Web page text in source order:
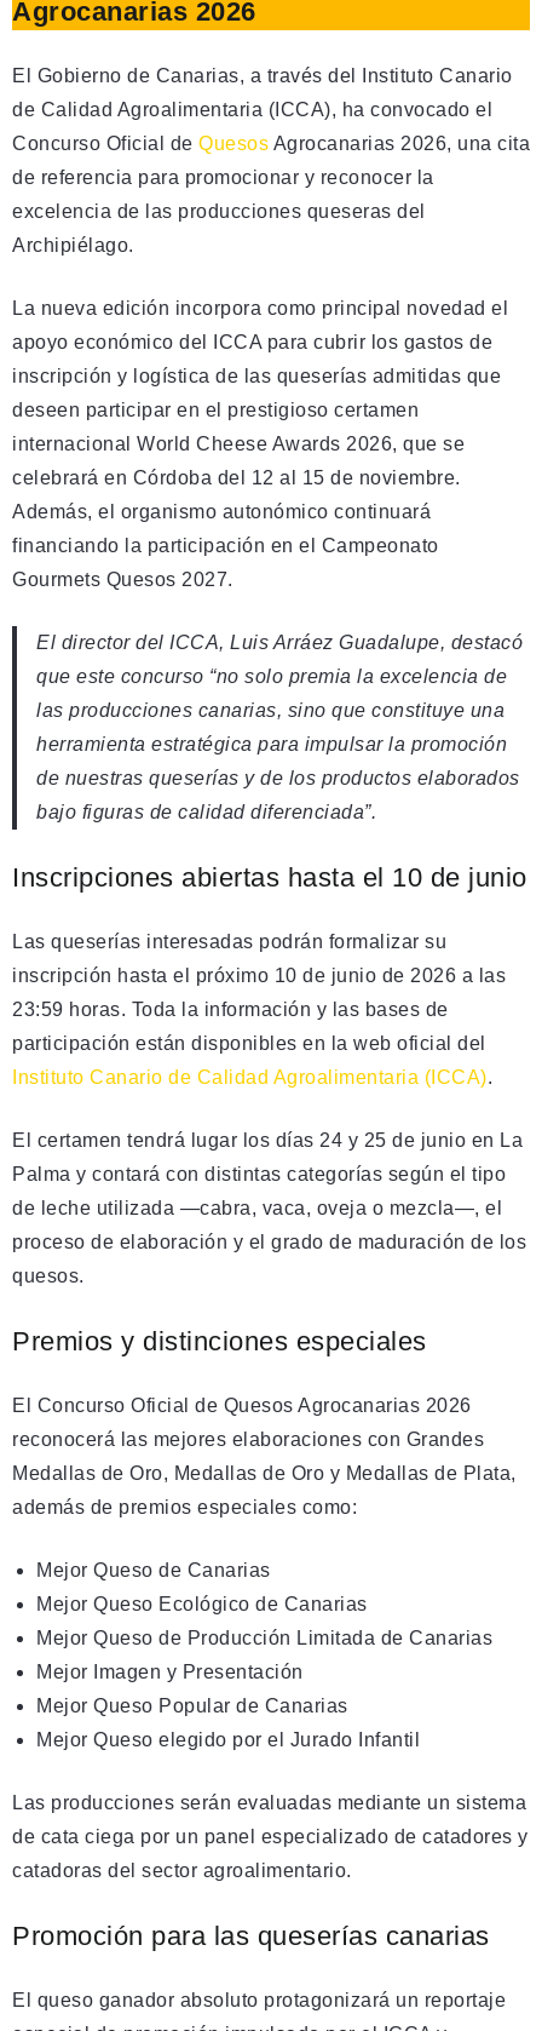
Agrocanarias 2026
El Gobierno de Canarias, a través del Instituto Canario
de Calidad Agroalimentaria (ICCA), ha convocado el
Concurso Oficial de Quesos Agrocanarias 2026, una cita
de referencia para promocionar y reconocer la
excelencia de las producciones queseras del
Archipiélago.
La nueva edición incorpora como principal novedad el
apoyo económico del ICCA para cubrir los gastos de
inscripción y logística de las queserías admitidas que
deseen participar en el prestigioso certamen
internacional World Cheese Awards 2026, que se
celebrará en Córdoba del 12 al 15 de noviembre.
Además, el organismo autonómico continuará
financiando la participación en el Campeonato
Gourmets Quesos 2027.
El director del ICCA, Luis Arráez Guadalupe, destacó
que este concurso “no solo premia la excelencia de
las producciones canarias, sino que constituye una
herramienta estratégica para impulsar la promoción
de nuestras queserías y de los productos elaborados
bajo figuras de calidad diferenciada”.
Inscripciones abiertas hasta el 10 de junio
Las queserías interesadas podrán formalizar su
inscripción hasta el próximo 10 de junio de 2026 a las
23:59 horas. Toda la información y las bases de
participación están disponibles en la web oficial del
Instituto Canario de Calidad Agroalimentaria (ICCA).
El certamen tendrá lugar los días 24 y 25 de junio en La
Palma y contará con distintas categorías según el tipo
de leche utilizada —cabra, vaca, oveja o mezcla—, el
proceso de elaboración y el grado de maduración de los
quesos.
Premios y distinciones especiales
El Concurso Oficial de Quesos Agrocanarias 2026
reconocerá las mejores elaboraciones con Grandes
Medallas de Oro, Medallas de Oro y Medallas de Plata,
además de premios especiales como:
Mejor Queso de Canarias
Mejor Queso Ecológico de Canarias
Mejor Queso de Producción Limitada de Canarias
Mejor Imagen y Presentación
Mejor Queso Popular de Canarias
Mejor Queso elegido por el Jurado Infantil
Las producciones serán evaluadas mediante un sistema
de cata ciega por un panel especializado de catadores y
catadoras del sector agroalimentario.
Promoción para las queserías canarias
El queso ganador absoluto protagonizará un reportaje